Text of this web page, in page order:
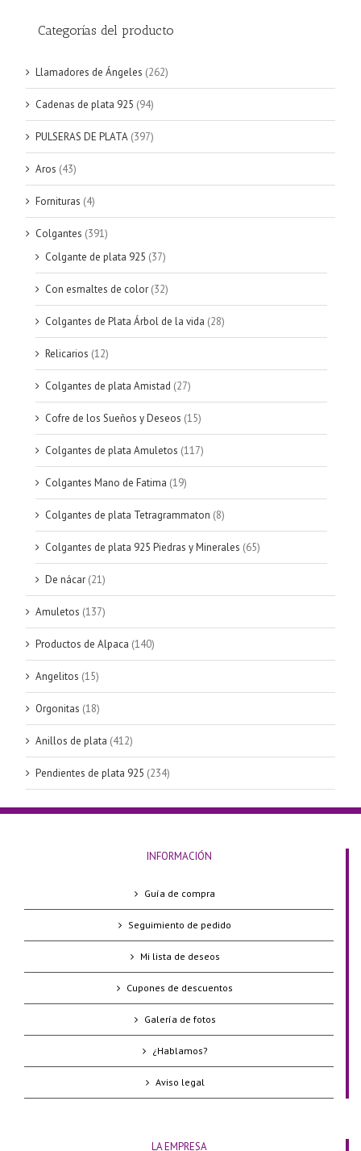
Categorías del producto
Llamadores de Ángeles (262)
Cadenas de plata 925 (94)
PULSERAS DE PLATA (397)
Aros (43)
Fornituras (4)
Colgantes (391)
Colgante de plata 925 (37)
Con esmaltes de color (32)
Colgantes de Plata Árbol de la vida (28)
Relicarios (12)
Colgantes de plata Amistad (27)
Cofre de los Sueños y Deseos (15)
Colgantes de plata Amuletos (117)
Colgantes Mano de Fatima (19)
Colgantes de plata Tetragrammaton (8)
Colgantes de plata 925 Piedras y Minerales (65)
De nácar (21)
Amuletos (137)
Productos de Alpaca (140)
Angelitos (15)
Orgonitas (18)
Anillos de plata (412)
Pendientes de plata 925 (234)
INFORMACIÓN
Guía de compra
Seguimiento de pedido
Mi lista de deseos
Cupones de descuentos
Galería de fotos
¿Hablamos?
Aviso legal
LA EMPRESA